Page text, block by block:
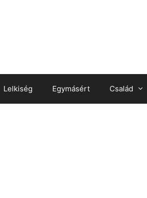
Lelkiség Egymásért Család